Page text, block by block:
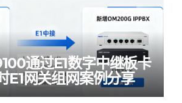
通过E1数字中继板卡
E1网关组网案例分享